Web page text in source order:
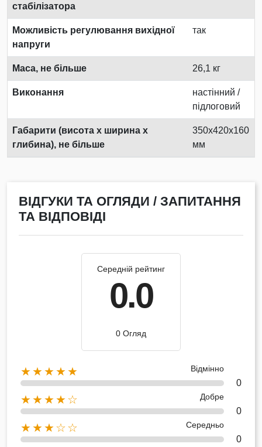
стабілізатора
Можливість регулювання вихідної
напруги
так
Маса, не більше 26,1 кг
Виконання
настінний /
підлоговий
Габарити (висота х ширина х
глибина), не більше
350х420х160
мм
ВІДГУКИ ТА ОГЛЯДИ / ЗАПИТАННЯ
ТА ВІДПОВІДІ
Середній рейтинг
0.0
0 Огляд
★★★★★ Відмінно
0
★★★★☆ Добре
0
★★★☆☆ Середньо
0